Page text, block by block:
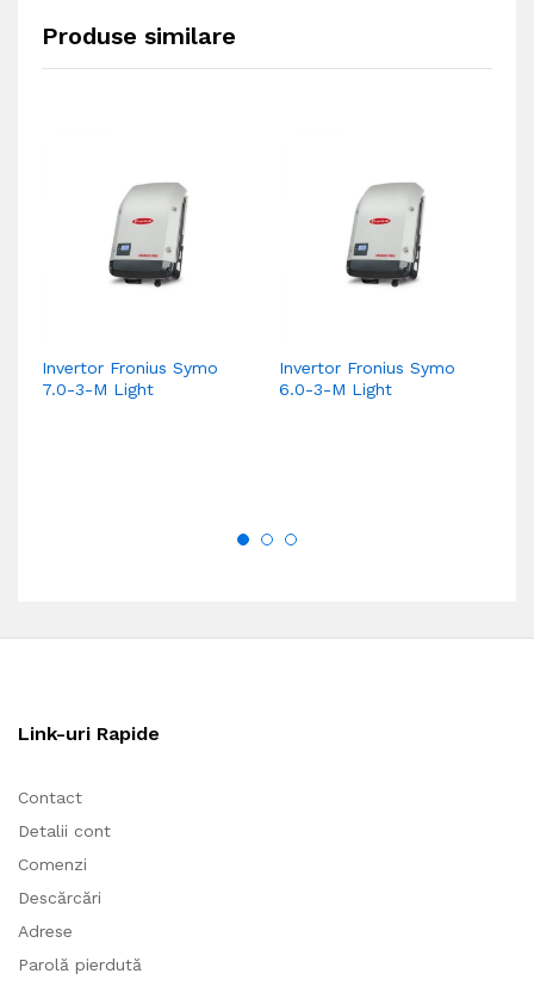
Produse similare
Invertor Fronius Symo
7.0-3-M Light
Invertor Fronius Symo
6.0-3-M Light
Link-uri Rapide
Contact
Detalii cont
Comenzi
Descărcări
Adrese
Parolă pierdută